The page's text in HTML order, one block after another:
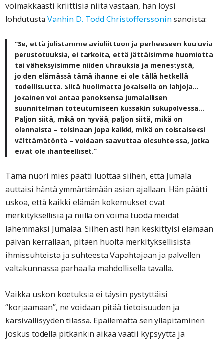
voimakkaasti kriittisiä niitä vastaan, hän löysi
lohdutustaVanhin D. Todd Christofferssonin sanoista:
“Se, että julistamme avioliittoon ja perheeseen kuuluvia
perustotuuksia, ei tarkoita, että jättäisimme huomiotta
tai väheksyisimme niiden uhrauksia ja menestystä,
joiden elämässä tämä ihanne ei ole tällä hetkellä
todellisuutta. Siitä huolimatta jokaisella on lahjoja…
jokainen voi antaa panoksensa jumalallisen
suunnitelman toteutumiseen kussakin sukupolvessa…
Paljon siitä, mikä on hyvää, paljon siitä, mikä on
olennaista – toisinaan jopa kaikki, mikä on toistaiseksi
välttämätöntä – voidaan saavuttaa olosuhteissa, jotka
eivät ole ihanteelliset.”
Tämä nuori mies päätti luottaa siihen, että Jumala
auttaisi häntä ymmärtämään asian ajallaan. Hän päätti
uskoa, että kaikki elämän kokemukset ovat
merkityksellisiä ja niillä on voima tuoda meidät
lähemmäksi Jumalaa. Siihen asti hän keskittyisi elämään
päivän kerrallaan, pitäen huolta merkityksellisistä
ihmissuhteista ja suhteesta Vapahtajaan ja palvellen
valtakunnassa parhaalla mahdollisella tavalla.
Vaikka uskon koetuksia ei täysin pystyttäisi
“korjaamaan”, ne voidaan pitää tietoisuuden ja
kärsivällisyyden tilassa. Epäilemättä sen ylläpitäminen
joskus todella pitkänkin aikaa vaatii kypsyyttä ja